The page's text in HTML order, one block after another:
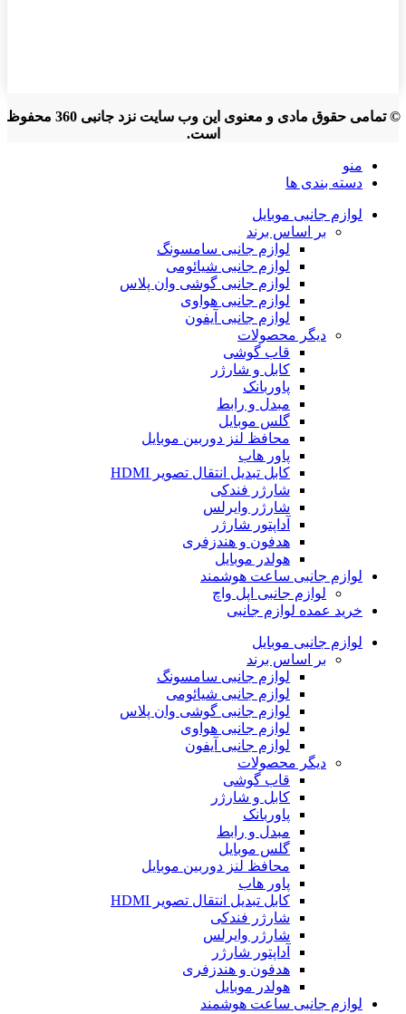
© تمامی حقوق مادی و معنوی این وب سایت نزد جانبی 360 محفوظ
است.
منو
دسته بندی ها
لوازم جانبی موبایل
بر اساس برند
لوازم جانبی سامسونگ
لوازم جانبی شیائومی
لوازم جانبی گوشی وان پلاس
لوازم جانبی هواوی
لوازم جانبی آیفون
دیگر محصولات
قاب گوشی
کابل و شارژر
پاوربانک
مبدل و رابط
گلس موبایل
محافظ لنز دوربین موبایل
پاور هاب
کابل تبديل انتقال تصوير HDMI
شارژر فندکی
شارژر وایرلس
آداپتور شارژر
هدفون و هندزفری
هولدر موبایل
لوازم جانبی ساعت هوشمند
لوازم جانبی اپل واچ
خرید عمده لوازم جانبی
لوازم جانبی موبایل
بر اساس برند
لوازم جانبی سامسونگ
لوازم جانبی شیائومی
لوازم جانبی گوشی وان پلاس
لوازم جانبی هواوی
لوازم جانبی آیفون
دیگر محصولات
قاب گوشی
کابل و شارژر
پاوربانک
مبدل و رابط
گلس موبایل
محافظ لنز دوربین موبایل
پاور هاب
کابل تبديل انتقال تصوير HDMI
شارژر فندکی
شارژر وایرلس
آداپتور شارژر
هدفون و هندزفری
هولدر موبایل
لوازم جانبی ساعت هوشمند